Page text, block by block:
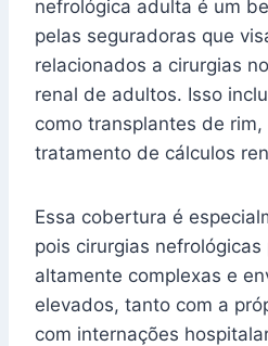
nefrológica adulta é um
pelas seguradoras que
relacionados a cirurgias
renal de adultos. Isso
como transplantes de rim,
tratamento de cálculos
Essa cobertura é
pois cirurgias nefrológicas
altamente complexas e
elevados, tanto com a
com internações